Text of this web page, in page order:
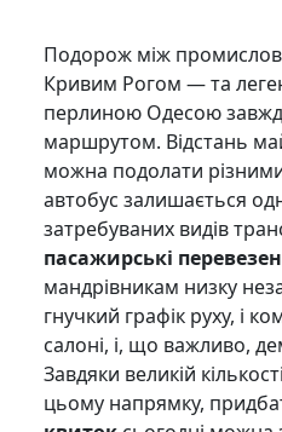
Подорож між
Кривим Рогом — та
перлиною Одесою
маршрутом. Відстань
можна подолати
автобус залишається
затребуваних видів
пасажирські
мандрівникам низку
гнучкий графік руху, і
салоні, і, що важливо,
Завдяки великій
цьому напрямку,